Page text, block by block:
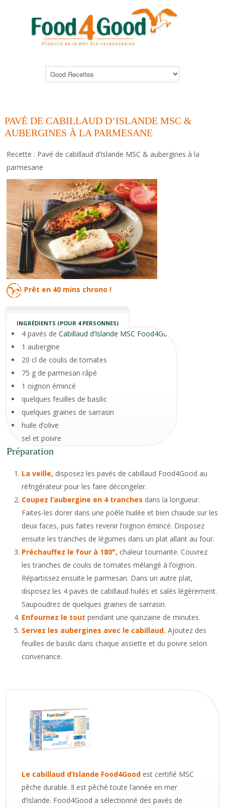
PAVÉ DE CABILLAUD D’ISLANDE MSC &
AUBERGINES À LA PARMESANE
Recette : Pavé de cabillaud d’Islande MSC & aubergines à la
parmesane
Prêt en 40 mins chrono !
INGRÉDIENTS (POUR 4 PERSONNES)
4 pavés deCabillaud d’Islande MSC Food4Good
1 aubergine
20 cl de coulis de tomates
75 g de parmesan râpé
1 oignon émincé
quelques feuilles de basilic
quelques graines de sarrasin
huile d’olive
sel et poivre
Préparation
La veille, disposez les pavés de cabillaud Food4Good au
réfrigérateur pour les faire décongeler.
Coupez l’aubergine en 4 tranches dans la longueur.
Faites-les dorer dans une poêle huilée et bien chaude sur les
deux faces, puis faites revenir l’oignon émincé. Disposez
ensuite les tranches de légumes dans un plat allant au four.
Préchauffez le four à 180°, chaleur tournante. Couvrez
les tranches de coulis de tomates mélangé à l’oignon.
Répartissez ensuite le parmesan. Dans un autre plat,
disposez les 4 pavés de cabillaud huilés et salés légèrement.
Saupoudrez de quelques graines de sarrasin.
Enfournez le tout pendant une quinzaine de minutes.
Servez les aubergines avec le cabillaud. Ajoutez des
feuilles de basilic dans chaque assiette et du poivre selon
convenance.
Le cabillaud d’Islande Food4Good est certifié MSC
pêche durable. Il est pêché toute l’année en mer
d’Islande. Food4Good a sélectionné des pavés de